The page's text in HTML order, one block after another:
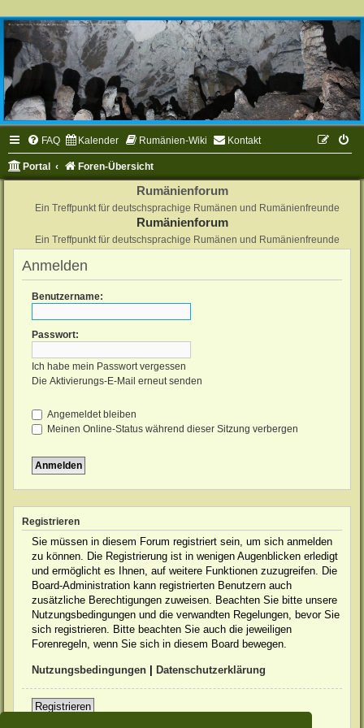
FAQ Kalender Rumänien-Wiki Kontakt
Portal Foren-Übersicht
Rumänienforum
Ein Treffpunkt für deutschsprachige Rumänen und Rumänienfreunde
Rumänienforum
Ein Treffpunkt für deutschsprachige Rumänen und Rumänienfreunde
Anmelden
Benutzername:
Passwort:
Ich habe mein Passwort vergessen
Die Aktivierungs-E-Mail erneut senden
Angemeldet bleiben
Meinen Online-Status während dieser Sitzung verbergen
Registrieren
Sie müssen in diesem Forum registriert sein, um sich anmelden
zu können. Die Registrierung ist in wenigen Augenblicken erledigt
und ermöglicht es Ihnen, auf weitere Funktionen zuzugreifen. Die
Board-Administration kann registrierten Benutzern auch
zusätzliche Berechtigungen zuweisen. Beachten Sie bitte unsere
Nutzungsbedingungen und die verwandten Regelungen, bevor Sie
sich registrieren. Bitte beachten Sie auch die jeweiligen
Forenregeln, wenn Sie sich in diesem Board bewegen.
Nutzungsbedingungen | Datenschutzerklärung
Registrieren